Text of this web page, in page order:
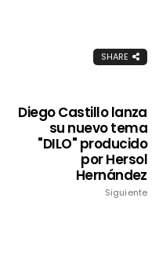
SHARE
Diego Castillo lanza
su nuevo tema
"DILO" producido
por Hersol
Hernández
Siguiente